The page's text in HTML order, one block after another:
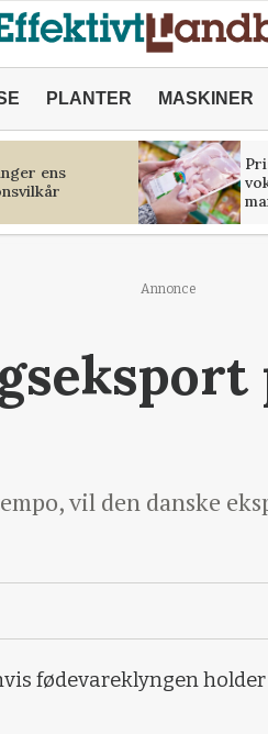
PLANTER MASKINER
ens
Annonce
vil den danske
fødevareklyngen